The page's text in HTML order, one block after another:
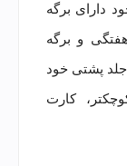
دارای برگه
و برگه
پشتی خود
کارت